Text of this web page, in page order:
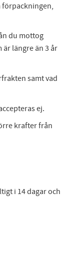
förpackningen,
du mottog
längre än 3 år
samt vad
ej.
krafter från
i 14 dagar och